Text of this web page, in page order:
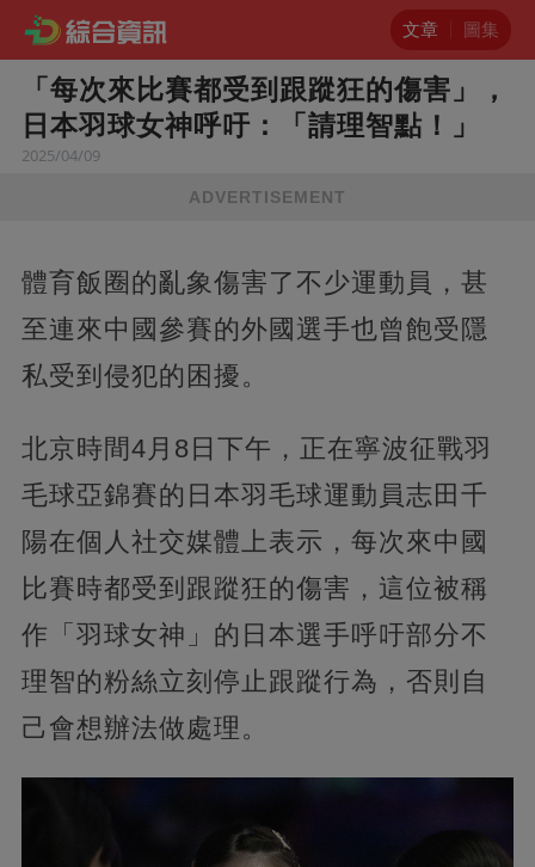
文章 圖集
「每次來比賽都受到跟蹤狂的傷害」，
日本羽球女神呼吁：「請理智點！」
2025/04/09
ADVERTISEMENT
體育飯圈的亂象傷害了不少運動員，甚
至連來中國參賽的外國選手也曾飽受隱
私受到侵犯的困擾。
北京時間4月8日下午，正在寧波征戰羽
毛球亞錦賽的日本羽毛球運動員志田千
陽在個人社交媒體上表示，每次來中國
比賽時都受到跟蹤狂的傷害，這位被稱
作「羽球女神」的日本選手呼吁部分不
理智的粉絲立刻停止跟蹤行為，否則自
己會想辦法做處理。